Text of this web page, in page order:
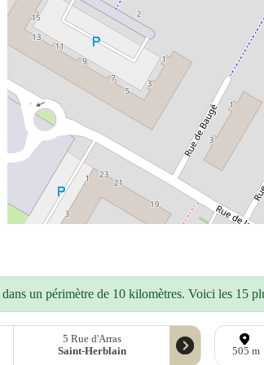
dans un périmètre de 10 kilomètres. Voici les 15
5 Rue d'Arras
Saint-Herblain
505 m